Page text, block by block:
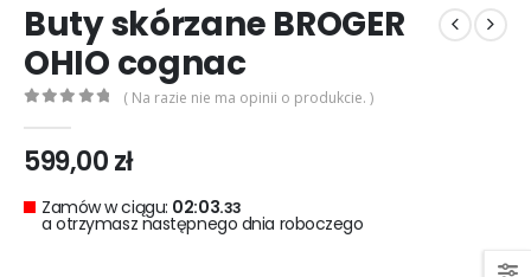
Buty skórzane BROGER
OHIO cognac
( Na razie nie ma opinii o produkcie. )
599,00zł
Zamów w ciągu: 02:03.33
a otrzymasz następnego dnia roboczego